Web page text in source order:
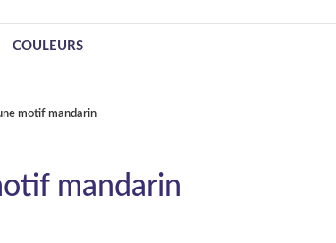
COULEURS
motif mandarin
mandarin